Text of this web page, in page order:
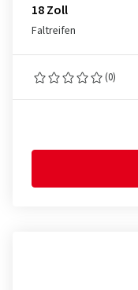
18 Zoll
Faltreifen
(0)